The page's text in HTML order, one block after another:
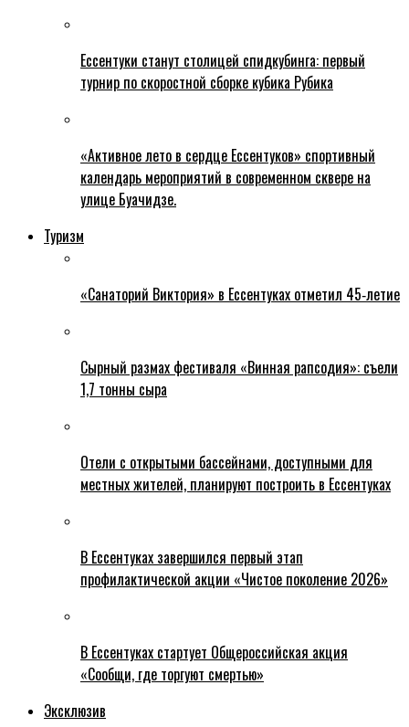
Ессентуки станут столицей спидкубинга: первый
турнир по скоростной сборке кубика Рубика
«Активное лето в сердце Ессентуков» спортивный
календарь мероприятий в современном сквере на
улице Буачидзе.
Туризм
«Санаторий Виктория» в Ессентуках отметил 45‑летие
Сырный размах фестиваля «Винная рапсодия»: съели
1,7 тонны сыра
Отели с открытыми бассейнами, доступными для
местных жителей, планируют построить в Ессентуках
В Ессентуках завершился первый этап
профилактической акции «Чистое поколение 2026»
В Ессентуках стартует Общероссийская акция
«Сообщи, где торгуют смертью»
Эксклюзив